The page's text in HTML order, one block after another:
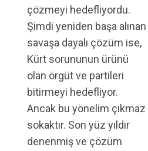
çözmeyi hedefliyordu.
Şimdi yeniden başa alınan
savaşa dayalı çözüm ise,
Kürt sorununun ürünü
olan örgüt ve partileri
bitirmeyi hedefliyor.
Ancak bu yönelim çıkmaz
sokaktır. Son yüz yıldır
denenmiş ve çözüm